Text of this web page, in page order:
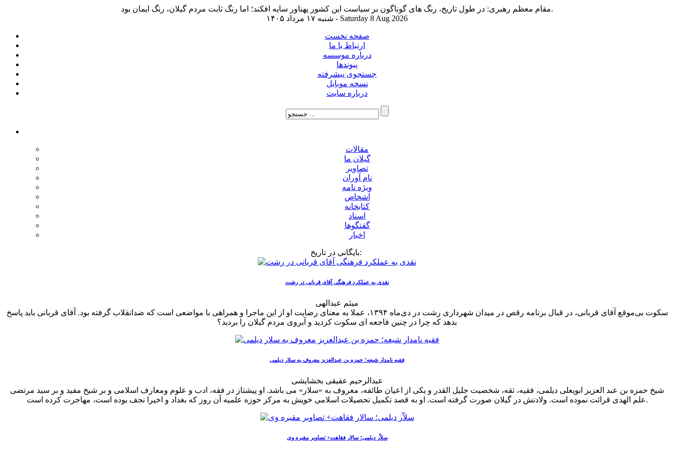
مقام معظم رهبری: در طول تاریخ، رنگ های گوناگون بر سیاست این کشور پهناور سایه افکند؛ اما رنگ ثابت مردم گیلان، رنگ ایمان بود.
شنبه ۱۷ مرداد ۱۴۰۵ - Saturday 8 Aug 2026
صفحه نخست
ارتباط با ما
درباره موسسه
پیوندها
جستجوی پیشرفته
نسخه موبایل
درباره سایت
مقالات
گیلان ما
تصاویر
نام آوران
ویژه نامه
اشخاص
کتابخانه
اسناد
گفتگوها
اخبار
بایگانی در تاریخ:
نقدی به عملکرد فرهنگی آقای قربانی در رشت
میثم عبدالهی
سکوت بی‌موقع آقای قربانی، در قبال برنامه رقص در میدان شهرداری رشت در دی‌ماه ۱۳۹۴، عملا به معنای رضایت او از این ماجرا و همراهی با مواضعی است که ضدانقلاب گرفته بود. آقای قربانی باید پاسخ
بدهد که چرا در چنین فاجعه ای سکوت کردید و آبروی مردم گیلان را بردید؟
فقیه نامدار شیعه؛ حمزه بن عبدالعزیز معروف به سلار دیلمی
عبدالرحیم عقیقی بخشایشی
شیخ حمزه بن عبد العزیز ابویعلی دیلمی، فقیه، ثقه، شخصیت جلیل القدر و یکی از اعیان طائفه، معروف به «سلار» می باشد. او پیشتاز در فقه، ادب و علوم ومعارف اسلامی و بر شیخ مفید و بر سید مرتضی
علم الهدی قرائت نموده است. ولادتش در گیلان صورت گرفته است. او به قصد تکمیل تحصیلات اسلامی خویش به مرکز حوزه علمیه آن روز که بغداد و اخیرا نجف بوده است، مهاجرت کرده است.
سلاّر دیلمی؛ سالار فقاهت+ تصاویر مقبره وی